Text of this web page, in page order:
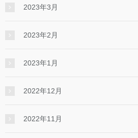
2023年3月
2023年2月
2023年1月
2022年12月
2022年11月